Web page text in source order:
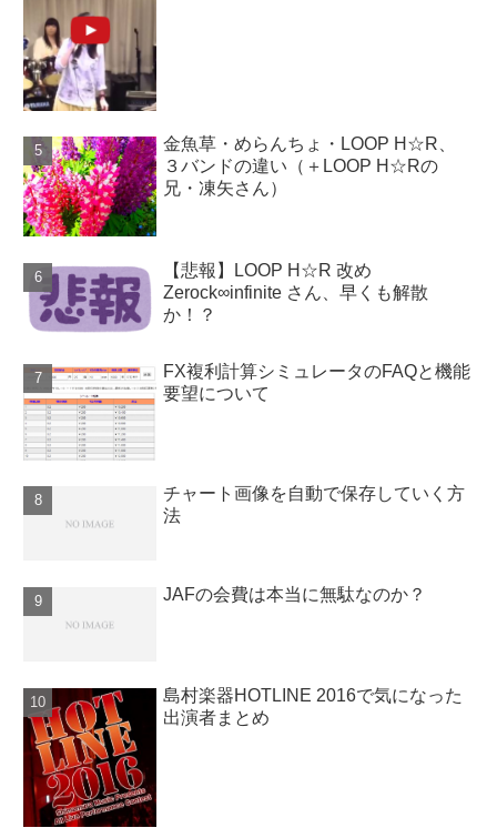
金魚草・めらんちょ・LOOP H☆R、
３バンドの違い（＋LOOP H☆Rの
兄・凍矢さん）
【悲報】LOOP H☆R 改め
Zerock∞infinite さん、早くも解散
か！？
FX複利計算シミュレータのFAQと機能
要望について
チャート画像を自動で保存していく方
法
JAFの会費は本当に無駄なのか？
島村楽器HOTLINE 2016で気になった
出演者まとめ